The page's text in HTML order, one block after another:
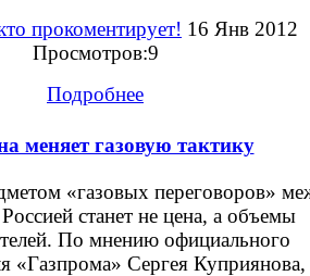
прокоментирует! 16 Янв 2012
Просмотров:9
Подробнее
меняет газовую тактику
«газовых переговоров»
станет не цена, а объемы
По мнению официального
«Газпрома» Сергея Куприянова,